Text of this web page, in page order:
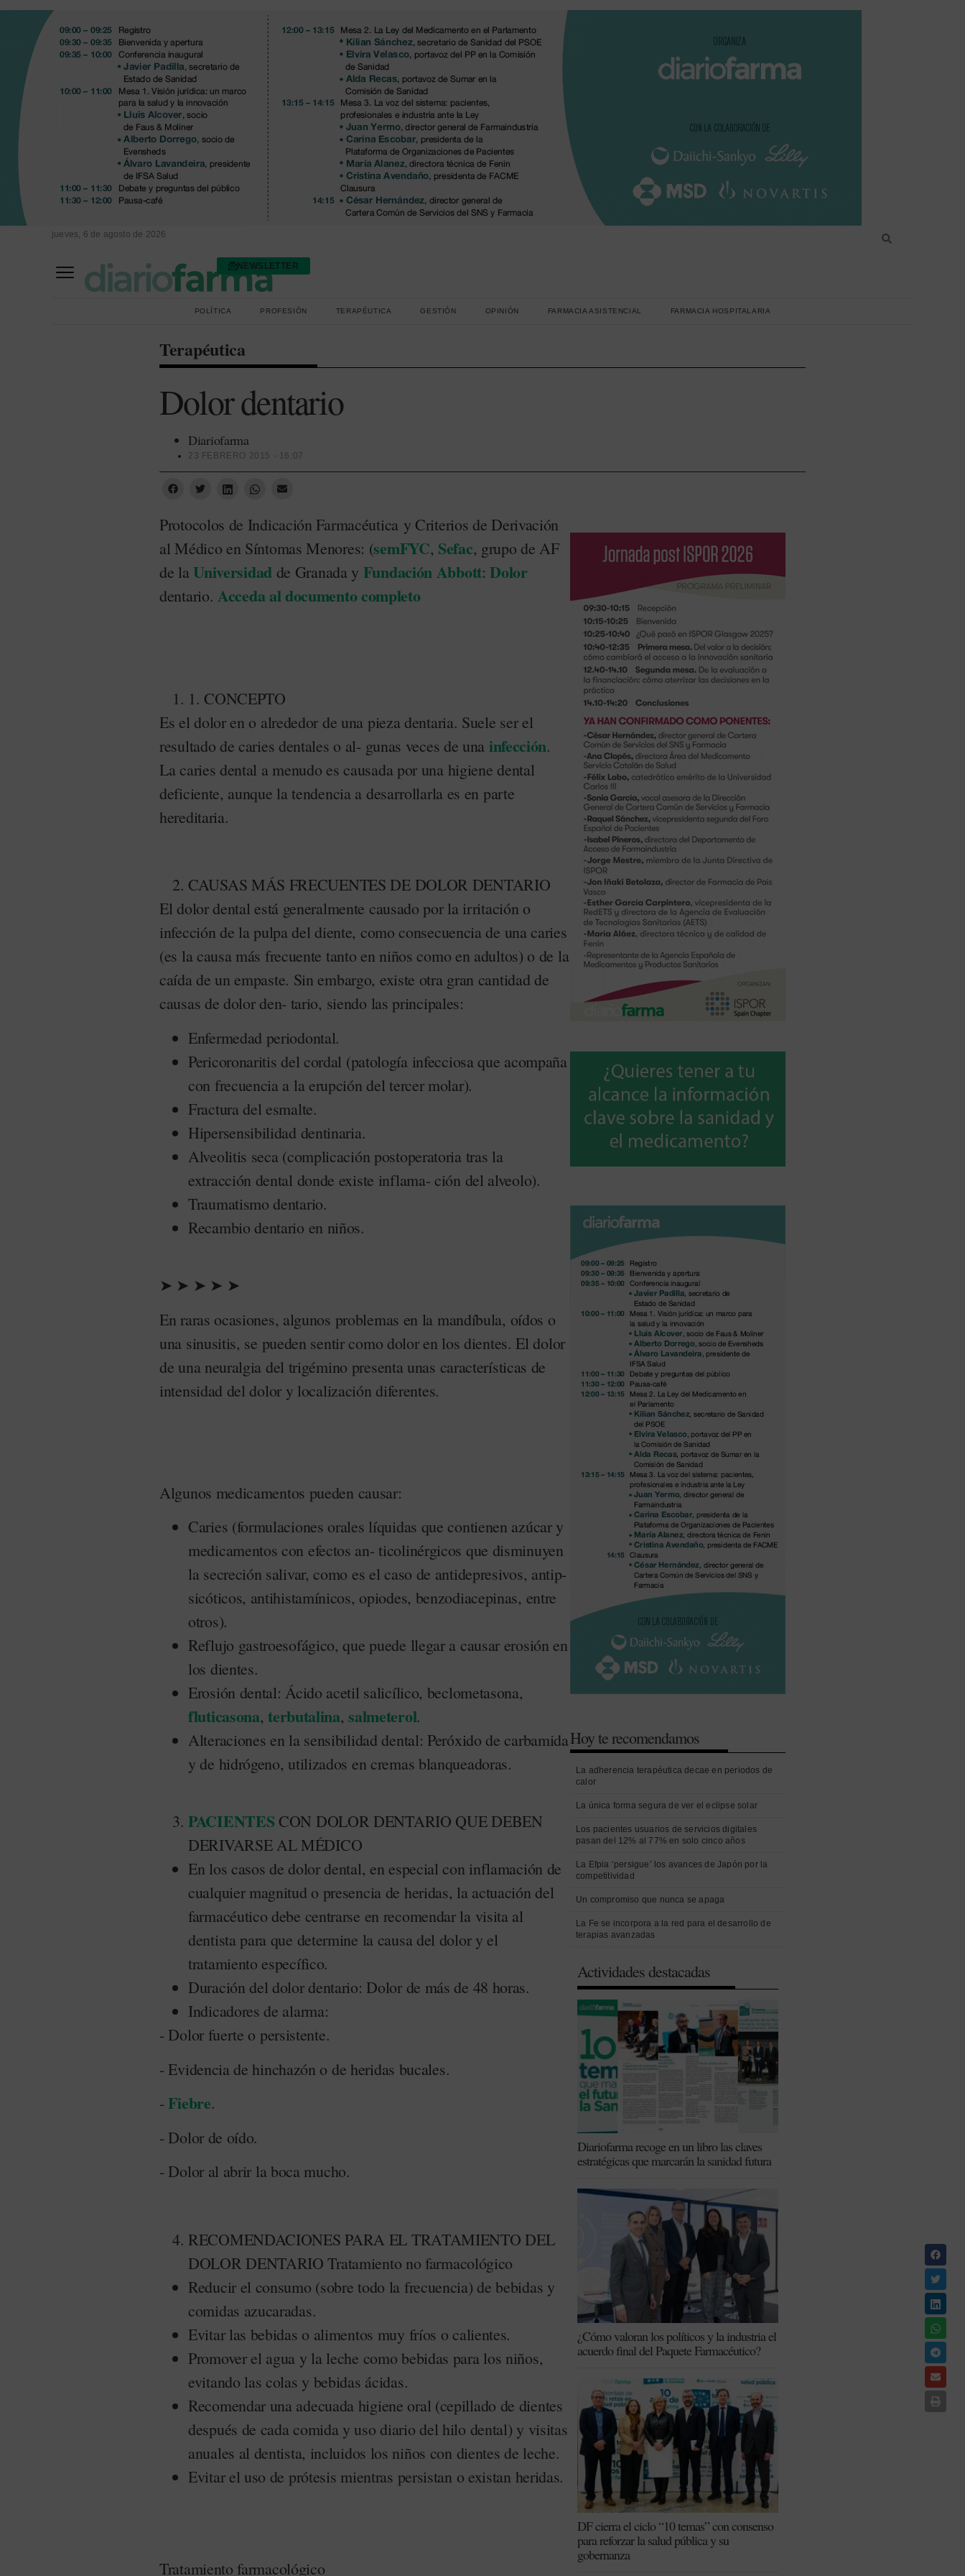
jueves, 6 de agosto de 2026
NEWSLETTER
POLÍTICA PROFESIÓN TERAPÉUTICA GESTIÓN OPINIÓN FARMACIA ASISTENCIAL FARMACIA HOSPITALARIA
Terapéutica
Dolor dentario
Diariofarma
23 FEBRERO 2015 - 16:07
Protocolos de Indicación Farmacéutica y Criterios de Derivación
al Médico en Síntomas Menores: (semFYC, Sefac, grupo de AF
de laUniversidadde Granada y Fundación Abbott:Dolor
dentario. Acceda al documento completo
1. CONCEPTO
Es el dolor en o alrededor de una pieza dentaria. Suele ser el
resultado de caries dentales o al- gunas veces de una infección.
La caries dental a menudo es causada por una higiene dental
deficiente, aunque la tendencia a desarrollarla es en parte
hereditaria.
CAUSAS MÁS FRECUENTES DE DOLOR DENTARIO
El dolor dental está generalmente causado por la irritación o
infección de la pulpa del diente, como consecuencia de una caries
(es la causa más frecuente tanto en niños como en adultos) o de la
caída de un empaste. Sin embargo, existe otra gran cantidad de
causas de dolor den- tario, siendo las principales:
Enfermedad periodontal.
Pericoronaritis del cordal (patología infecciosa que acompaña
con frecuencia a la erupción del tercer molar).
Fractura del esmalte.
Hipersensibilidad dentinaria.
Alveolitis seca (complicación postoperatoria tras la
extracción dental donde existe inflama- ción del alveolo).
Traumatismo dentario.
Recambio dentario en niños.
➤ ➤ ➤ ➤ ➤
En raras ocasiones, algunos problemas en la mandíbula, oídos o
una sinusitis, se pueden sentir como dolor en los dientes. El dolor
de una neuralgia del trigémino presenta unas características de
intensidad del dolor y localización diferentes.
Algunos medicamentos pueden causar:
Caries (formulaciones orales líquidas que contienen azúcar y
medicamentos con efectos an- ticolinérgicos que disminuyen
la secreción salivar, como es el caso de antidepresivos, antip-
sicóticos, antihistamínicos, opiodes, benzodiacepinas, entre
otros).
Reflujo gastroesofágico, que puede llegar a causar erosión en
los dientes.
Erosión dental: Ácido acetil salicílico, beclometasona,
fluticasona,terbutalina,salmeterol.
Alteraciones en la sensibilidad dental: Peróxido de carbamida
y de hidrógeno, utilizados en cremas blanqueadoras.
PACIENTES CON DOLOR DENTARIO QUE DEBEN
DERIVARSE AL MÉDICO
En los casos de dolor dental, en especial con inflamación de
cualquier magnitud o presencia de heridas, la actuación del
farmacéutico debe centrarse en recomendar la visita al
dentista para que determine la causa del dolor y el
tratamiento específico.
Duración del dolor dentario: Dolor de más de 48 horas.
Indicadores de alarma:
- Dolor fuerte o persistente.
- Evidencia de hinchazón o de heridas bucales.
-Fiebre.
- Dolor de oído.
- Dolor al abrir la boca mucho.
RECOMENDACIONES PARA EL TRATAMIENTO DEL
DOLOR DENTARIO Tratamiento no farmacológico
Reducir el consumo (sobre todo la frecuencia) de bebidas y
comidas azucaradas.
Evitar las bebidas o alimentos muy fríos o calientes.
Promover el agua y la leche como bebidas para los niños,
evitando las colas y bebidas ácidas.
Recomendar una adecuada higiene oral (cepillado de dientes
después de cada comida y uso diario del hilo dental) y visitas
anuales al dentista, incluidos los niños con dientes de leche.
Evitar el uso de prótesis mientras persistan o existan heridas.
Tratamiento farmacológico
Hoy te recomendamos
La adherencia terapéutica decae en periodos de
calor
La única forma segura de ver el eclipse solar
Los pacientes usuarios de servicios digitales
pasan del 12% al 77% en solo cinco años
La Efpia ‘persigue’ los avances de Japón por la
competitividad
Un compromiso que nunca se apaga
La Fe se incorpora a la red para el desarrollo de
terapias avanzadas
Actividades destacadas
Diariofarma recoge en un libro las claves
estratégicas que marcarán la sanidad futura
¿Cómo valoran los políticos y la industria el
acuerdo final del Paquete Farmacéutico?
DF cierra el ciclo “10 temas” con consenso
para reforzar la salud pública y su
gobernanza